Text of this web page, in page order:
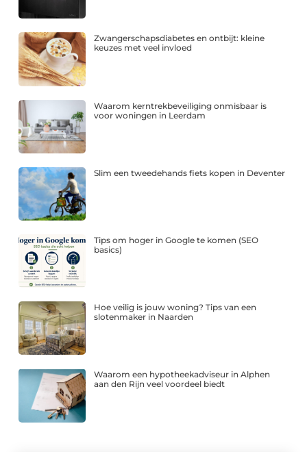
Zwangerschapsdiabetes en ontbijt: kleine
keuzes met veel invloed
Waarom kerntrekbeveiliging onmisbaar is
voor woningen in Leerdam
Slim een tweedehands fiets kopen in Deventer
Tips om hoger in Google te komen (SEO
basics)
Hoe veilig is jouw woning? Tips van een
slotenmaker in Naarden
Waarom een hypotheekadviseur in Alphen
aan den Rijn veel voordeel biedt